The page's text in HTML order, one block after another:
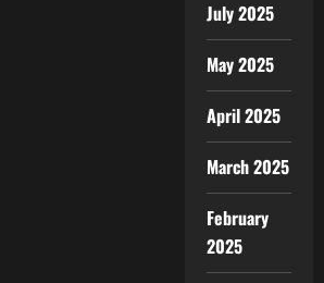
July 2025
May 2025
April 2025
March 2025
February
2025